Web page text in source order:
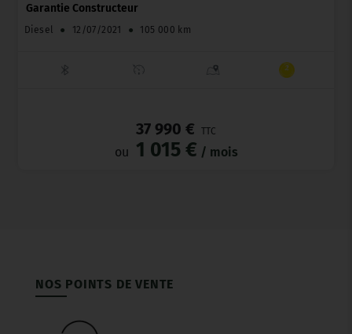
Garantie Constructeur
Diesel ● 12/07/2021 ● 105 000 km
37 990 € TTC
ou 1 015 € / mois
NOS POINTS DE VENTE